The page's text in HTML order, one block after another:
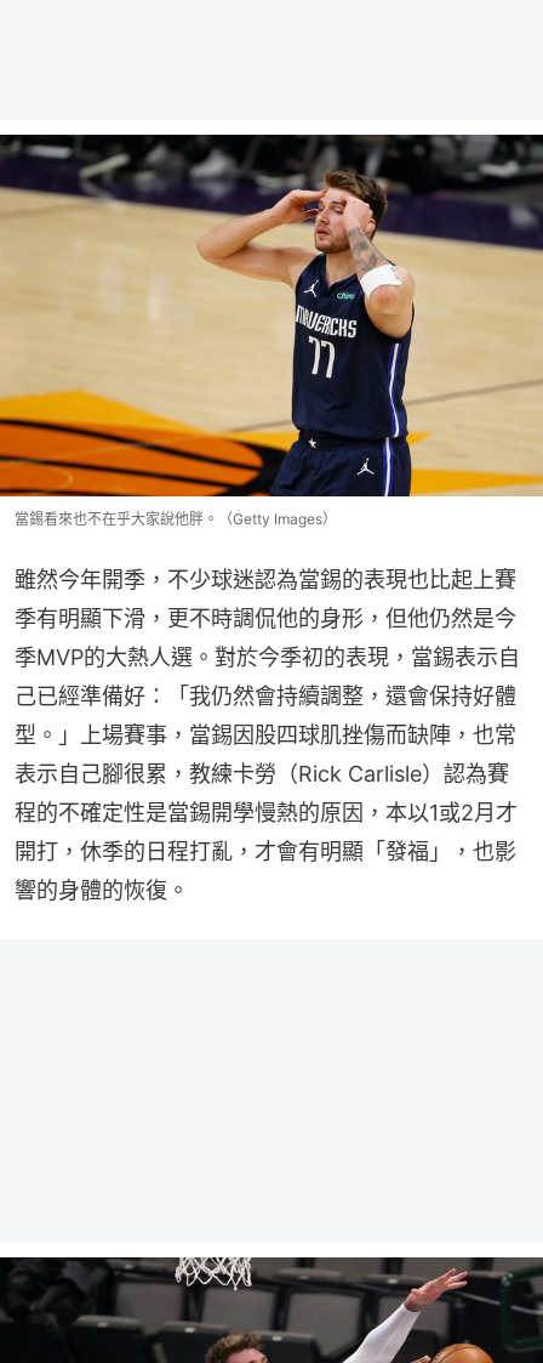
當錫看來也不在乎大家說他胖。（Getty Images）
雖然今年開季，不少球迷認為當錫的表現也比起上賽
季有明顯下滑，更不時調侃他的身形，但他仍然是今
季MVP的大熱人選。對於今季初的表現，當錫表示自
己已經準備好：「我仍然會持續調整，還會保持好體
型。」上場賽事，當錫因股四球肌挫傷而缺陣，也常
表示自己腳很累，教練卡勞（Rick Carlisle）認為賽
程的不確定性是當錫開學慢熱的原因，本以1或2月才
開打，休季的日程打亂，才會有明顯「發福」，也影
響的身體的恢復。